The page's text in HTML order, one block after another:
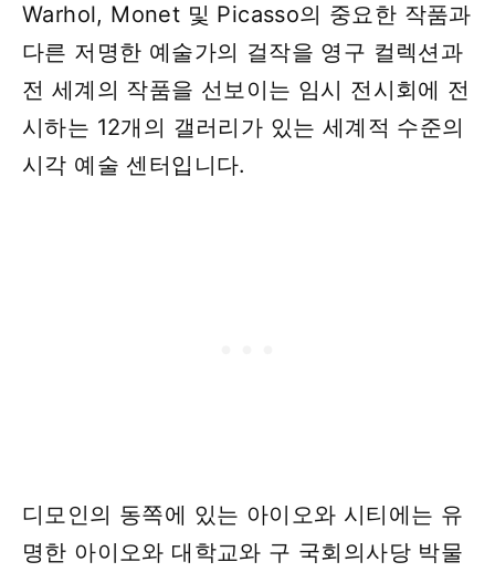
Warhol, Monet 및 Picasso의 중요한 작품과
다른 저명한 예술가의 걸작을 영구 컬렉션과
전 세계의 작품을 선보이는 임시 전시회에 전
시하는 12개의 갤러리가 있는 세계적 수준의
시각 예술 센터입니다.
디모인의 동쪽에 있는 아이오와 시티에는 유
명한 아이오와 대학교와 구 국회의사당 박물